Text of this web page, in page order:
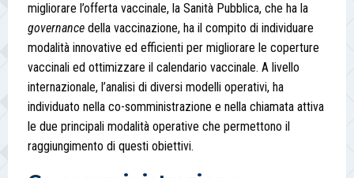
migliorare l’offerta vaccinale, la Sanità Pubblica, che ha la
governance della vaccinazione, ha il compito di individuare
modalità innovative ed efficienti per migliorare le coperture
vaccinali ed ottimizzare il calendario vaccinale. A livello
internazionale, l’analisi di diversi modelli operativi, ha
individuato nella co-somministrazione e nella chiamata attiva
le due principali modalità operative che permettono il
raggiungimento di questi obiettivi.